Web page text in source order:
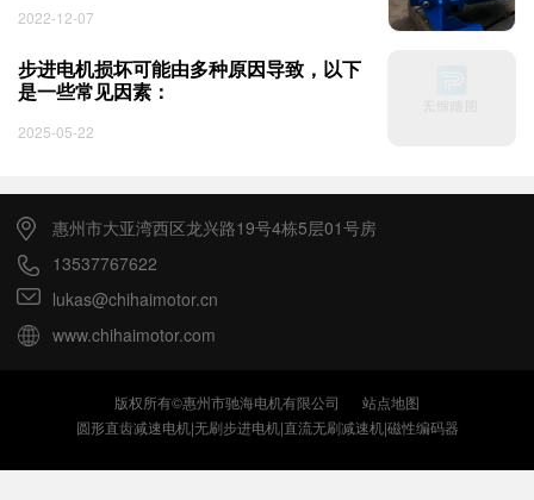
2022-12-07
步进电机损坏可能由多种原因导致，以下
是一些常见因素：
2025-05-22
惠州市大亚湾西区龙兴路19号4栋5层01号房
13537767622
lukas@chihaimotor.cn
www.chihaimotor.com
版权所有©惠州市驰海电机有限公司
站点地图
圆形直齿减速电机|无刷步进电机|直流无刷减速机|磁性编码器